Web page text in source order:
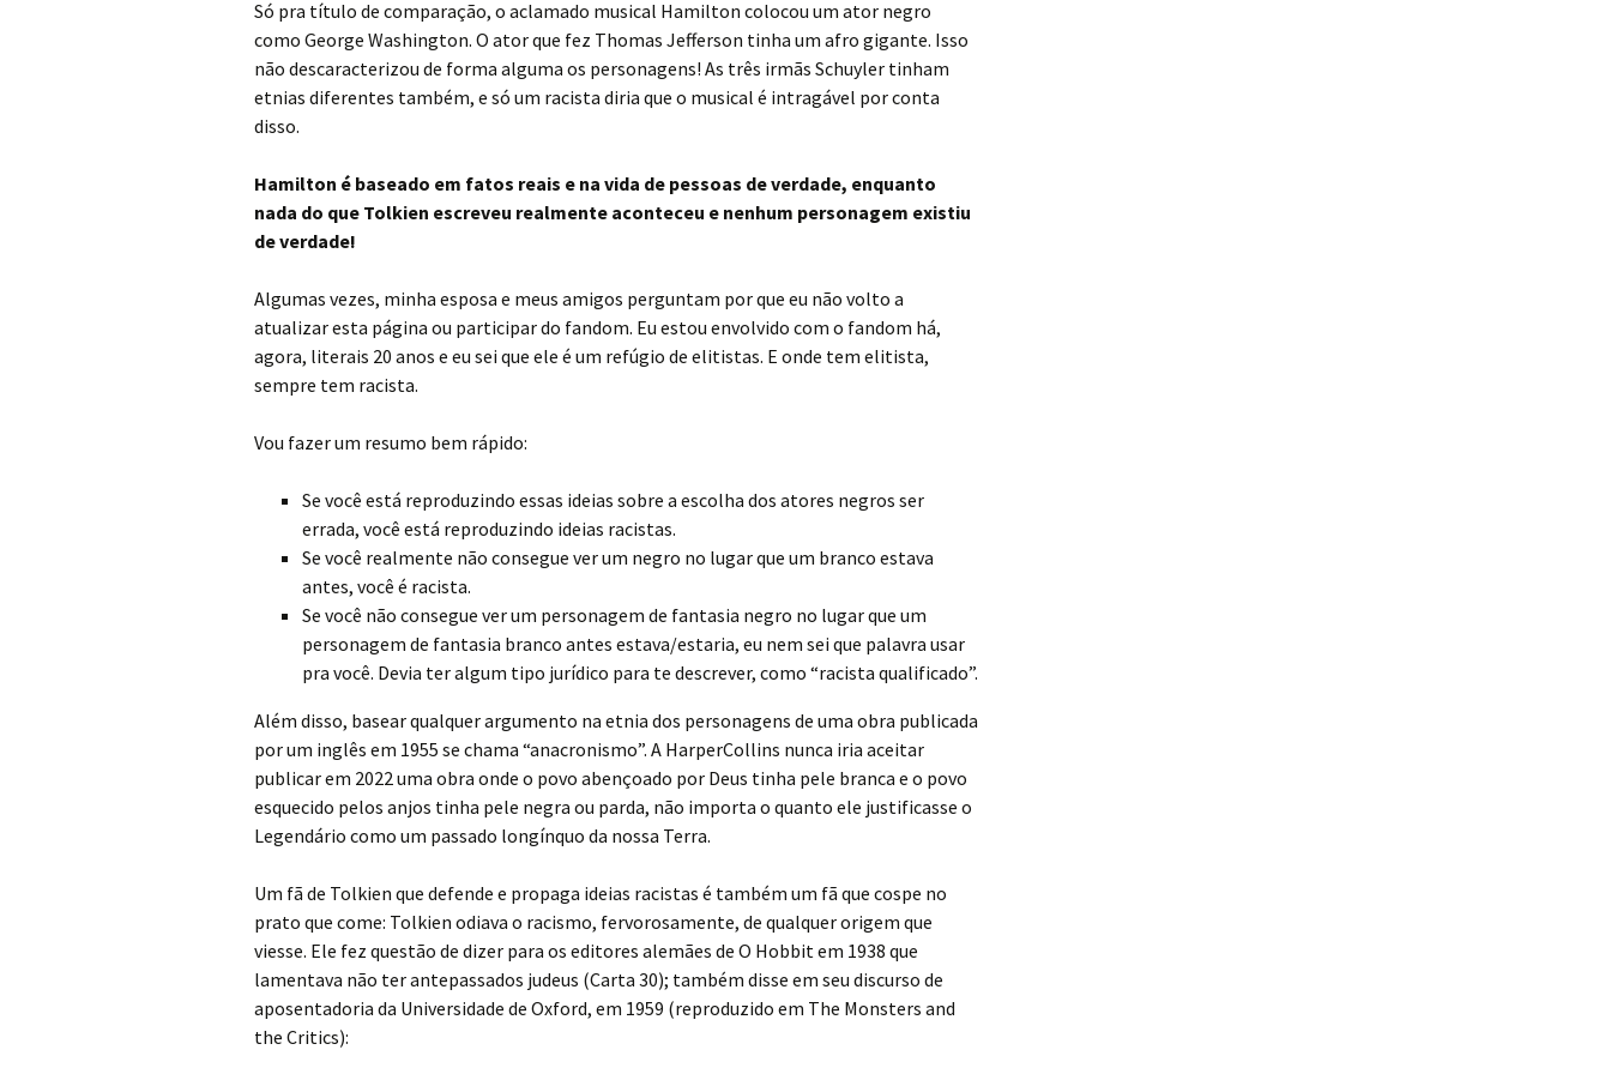
Só pra título de comparação, o aclamado musical Hamilton colocou um ator negro
como George Washington. O ator que fez Thomas Jefferson tinha um afro gigante. Isso
não descaracterizou de forma alguma os personagens! As três irmãs Schuyler tinham
etnias diferentes também, e só um racista diria que o musical é intragável por conta
disso.
Hamilton é baseado em fatos reais e na vida de pessoas de verdade, enquanto
nada do que Tolkien escreveu realmente aconteceu e nenhum personagem existiu
de verdade!
Algumas vezes, minha esposa e meus amigos perguntam por que eu não volto a
atualizar esta página ou participar do fandom. Eu estou envolvido com o fandom há,
agora, literais 20 anos e eu sei que ele é um refúgio de elitistas. E onde tem elitista,
sempre tem racista.
Vou fazer um resumo bem rápido:
Se você está reproduzindo essas ideias sobre a escolha dos atores negros ser
errada, você está reproduzindo ideias racistas.
Se você realmente não consegue ver um negro no lugar que um branco estava
antes, você é racista.
Se você não consegue ver um personagem de fantasia negro no lugar que um
personagem de fantasia branco antes estava/estaria, eu nem sei que palavra usar
pra você. Devia ter algum tipo jurídico para te descrever, como “racista qualificado”.
Além disso, basear qualquer argumento na etnia dos personagens de uma obra publicada
por um inglês em 1955 se chama “anacronismo”. A HarperCollins nunca iria aceitar
publicar em 2022 uma obra onde o povo abençoado por Deus tinha pele branca e o povo
esquecido pelos anjos tinha pele negra ou parda, não importa o quanto ele justificasse o
Legendário como um passado longínquo da nossa Terra.
Um fã de Tolkien que defende e propaga ideias racistas é também um fã que cospe no
prato que come: Tolkien odiava o racismo, fervorosamente, de qualquer origem que
viesse. Ele fez questão de dizer para os editores alemães de O Hobbit em 1938 que
lamentava não ter antepassados judeus (Carta 30); também disse em seu discurso de
aposentadoria da Universidade de Oxford, em 1959 (reproduzido em The Monsters and
the Critics):